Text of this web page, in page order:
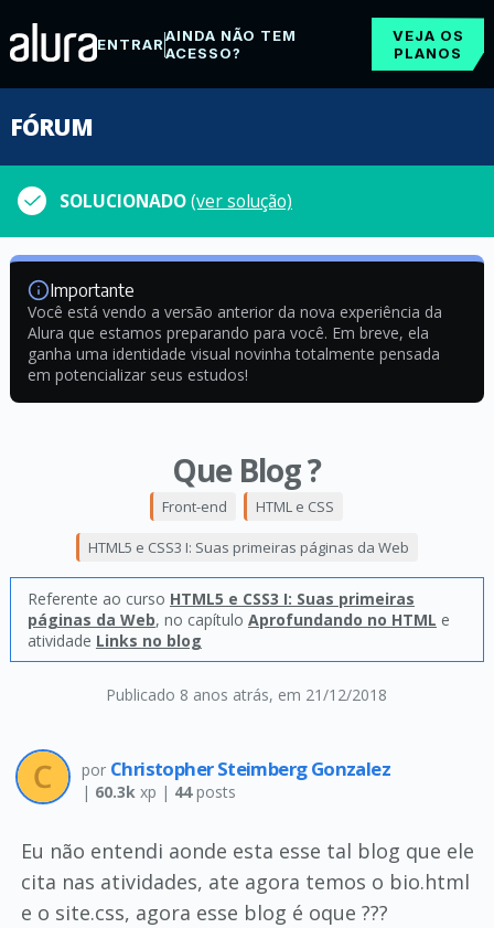
ENTRARAINDA NÃO TEM
ACESSO?
VEJA OS
PLANOS
FÓRUM
SOLUCIONADO(ver solução)
Importante
Você está vendo a versão anterior da nova experiência da
Alura que estamos preparando para você. Em breve, ela
ganha uma identidade visual novinha totalmente pensada
em potencializar seus estudos!
Que Blog ?
Publicado 8 anos atrás, em 21/12/2018
Front-end HTML e CSS
HTML5 e CSS3 I: Suas primeiras páginas da Web
Referente ao curso HTML5 e CSS3 I: Suas primeiras
páginas da Web, no capítulo Aprofundando no HTML e
atividade Links no blog
por Christopher Steimberg Gonzalez
| 60.3kxp | 44posts
Eu não entendi aonde esta esse tal blog que ele
cita nas atividades, ate agora temos o bio.html
e o site.css, agora esse blog é oque ???